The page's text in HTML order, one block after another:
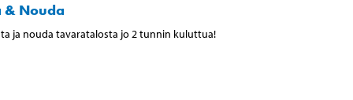
& Nouda
ja nouda tavaratalosta jo 2 tunnin kuluttua!